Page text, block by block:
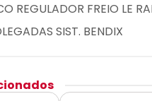
REGULADOR FREIO LE
SIST. BENDIX